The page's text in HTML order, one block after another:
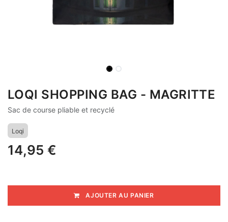
LOQI SHOPPING BAG - MAGRITTE
Sac de course pliable et recyclé
Loqi
14,95 €
AJOUTER AU PANIER